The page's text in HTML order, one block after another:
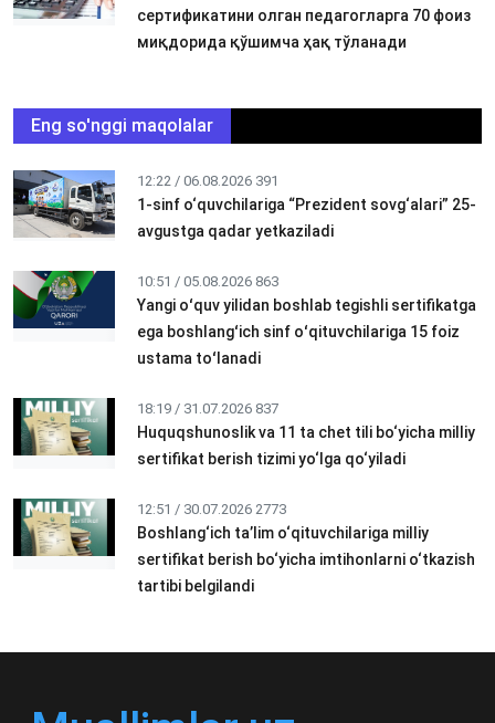
сертификатини олган педагогларга 70 фоиз
миқдорида қўшимча ҳақ тўланади
Eng so'nggi maqolalar
12:22 / 06.08.2026 391
1-sinf o‘quvchilariga “Prezident sovg‘alari” 25-
avgustga qadar yetkaziladi
10:51 / 05.08.2026 863
Yangi oʻquv yilidan boshlab tegishli sertifikatga
ega boshlangʻich sinf oʻqituvchilariga 15 foiz
ustama toʻlanadi
18:19 / 31.07.2026 837
Huquqshunoslik va 11 ta chet tili bo‘yicha milliy
sertifikat berish tizimi yo‘lga qo‘yiladi
12:51 / 30.07.2026 2773
Boshlang‘ich ta’lim o‘qituvchilariga milliy
sertifikat berish bo‘yicha imtihonlarni o‘tkazish
tartibi belgilandi